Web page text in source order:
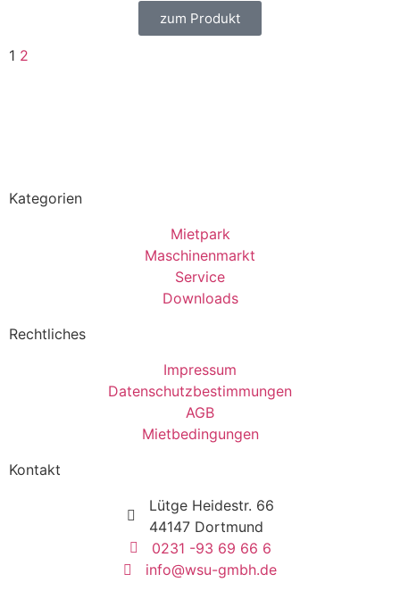
zum Produkt
1 2
Kategorien
Mietpark
Maschinenmarkt
Service
Downloads
Rechtliches
Impressum
Datenschutzbestimmungen
AGB
Mietbedingungen
Kontakt
Lütge Heidestr. 66
44147 Dortmund
0231 -93 69 66 6
info@wsu-gmbh.de